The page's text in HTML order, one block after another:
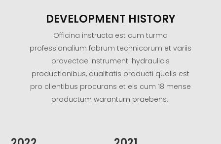
DEVELOPMENT HISTORY
Officina instructa est cum turma
professionalium fabrum technicorum et variis
provectae instrumenti hydraulicis
productionibus, qualitatis producti qualis est
pro clientibus procurans et eis cum 18 mense
productum warantum praebens.